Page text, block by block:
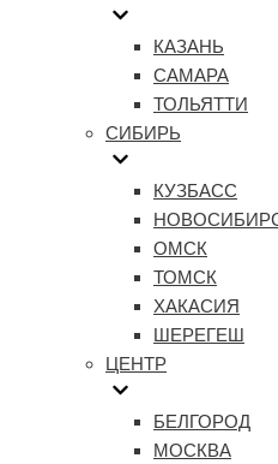
КАЗАНЬ
САМАРА
ТОЛЬЯТТИ
СИБИРЬ
КУЗБАСС
ОМСК
ТОМСК
ХАКАСИЯ
ШЕРЕГЕШ
ЦЕНТР
БЕЛГОРОД
МОСКВА